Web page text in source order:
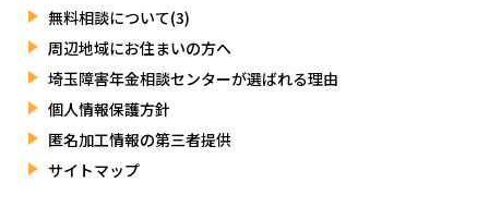
無料相談について(3)
周辺地域にお住まいの方へ
埼玉障害年金相談センターが選ばれる理由
個人情報保護方針
匿名加工情報の第三者提供
サイトマップ